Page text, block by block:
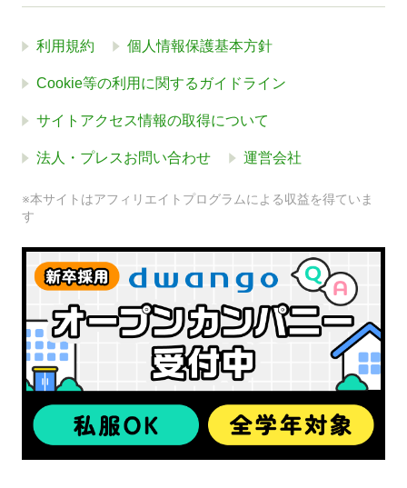
利用規約 個人情報保護基本方針
Cookie等の利用に関するガイドライン
サイトアクセス情報の取得について
法人・プレスお問い合わせ 運営会社
※本サイトはアフィリエイトプログラムによる収益を得ていま
す